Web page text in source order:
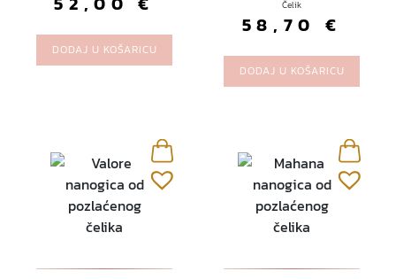
DODAJ U KOŠARICU
Čelik
58,70 €
DODAJ U KOŠARICU